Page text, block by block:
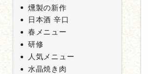
燻製の新作
日本酒 辛口
春メニュー
研修
人気メニュー
水晶焼き肉